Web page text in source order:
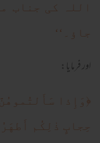
اللہ کی جناب
جاؤ۔‘‘
اور فرمایا:
﴿ وَإِذا
حِجابٍ ذ‌ٰلِكُم